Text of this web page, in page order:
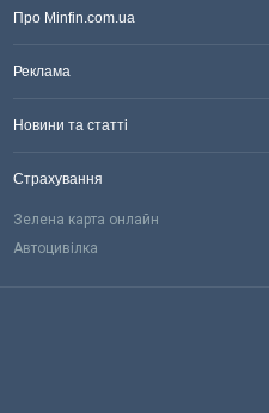
Про Minfin.com.ua
Реклама
Новини та статті
Страхування
Зелена карта онлайн
Автоцивілка